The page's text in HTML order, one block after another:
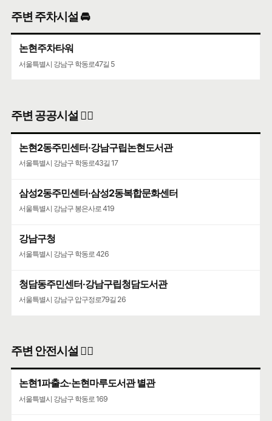
주변 주차시설 🚘
논현주차타워
서울특별시 강남구 학동로47길 5
주변 공공시설 👨‍✈️
논현2동주민센터·강남구립논현도서관
서울특별시 강남구 학동로43길 17
삼성2동주민센터·삼성2동복합문화센터
서울특별시 강남구 봉은사로 419
강남구청
서울특별시 강남구 학동로 426
청담동주민센터·강남구립청담도서관
서울특별시 강남구 압구정로79길 26
주변 안전시설 👮‍♀️
논현1파출소·논현마루도서관 별관
서울특별시 강남구 학동로 169